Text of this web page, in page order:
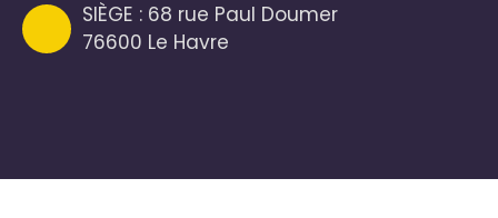
SIÈGE : 68 rue Paul Doumer
76600 Le Havre